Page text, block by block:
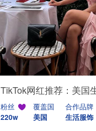
粉丝
220w
覆盖国
美国
合作品牌
生活服饰